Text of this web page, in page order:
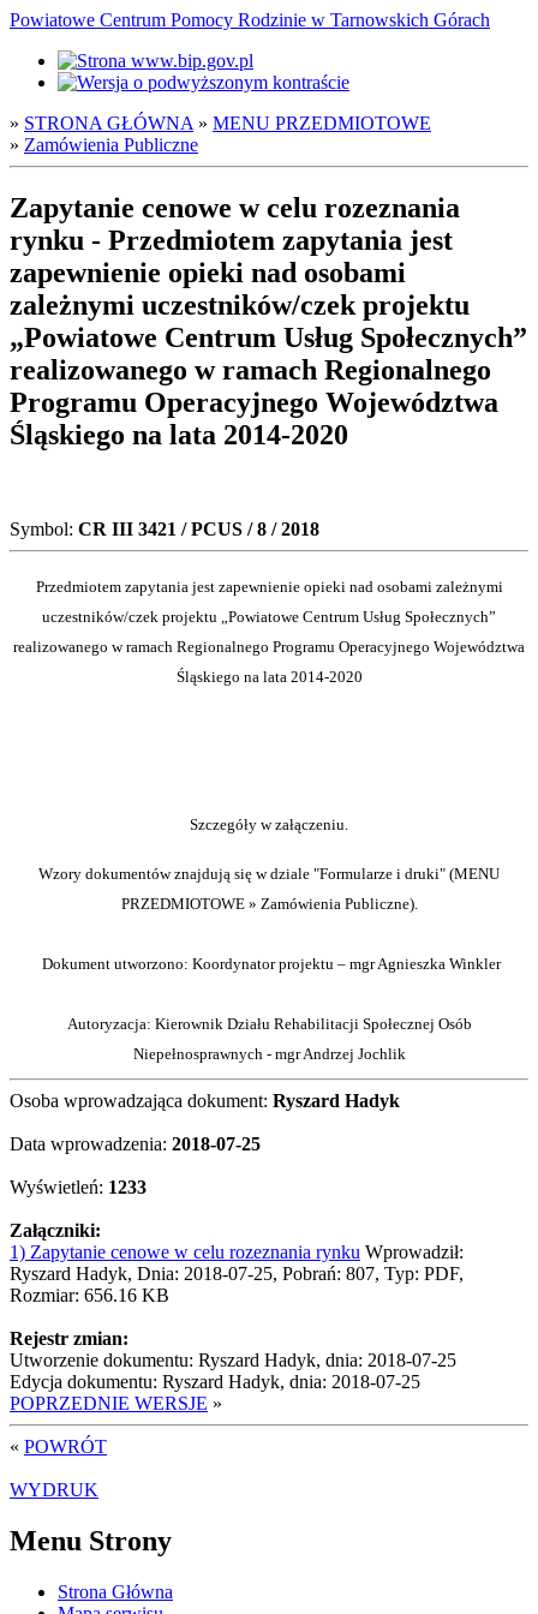
Powiatowe Centrum Pomocy Rodzinie w Tarnowskich Górach
» STRONA GŁÓWNA » MENU PRZEDMIOTOWE
» Zamówienia Publiczne
Zapytanie cenowe w celu rozeznania
rynku - Przedmiotem zapytania jest
zapewnienie opieki nad osobami
zależnymi uczestników/czek projektu
„Powiatowe Centrum Usług Społecznych”
realizowanego w ramach Regionalnego
Programu Operacyjnego Województwa
Śląskiego na lata 2014-2020
Symbol: CR III 3421 / PCUS / 8 / 2018
Przedmiotem zapytania jest zapewnienie opieki nad osobami zależnymi
uczestników/czek projektu „Powiatowe Centrum Usług Społecznych”
realizowanego w ramach Regionalnego Programu Operacyjnego Województwa
Śląskiego na lata 2014-2020
Szczegóły w załączeniu.
Wzory dokumentów znajdują się w dziale "Formularze i druki" (MENU
PRZEDMIOTOWE » Zamówienia Publiczne).
Dokument utworzono: Koordynator projektu – mgr Agnieszka Winkler
Autoryzacja: Kierownik Działu Rehabilitacji Społecznej Osób
Niepełnosprawnych - mgr Andrzej Jochlik
Osoba wprowadzająca dokument: Ryszard Hadyk
Data wprowadzenia: 2018-07-25
Wyświetleń: 1233
Załączniki:
1) Zapytanie cenowe w celu rozeznania rynku Wprowadził:
Ryszard Hadyk, Dnia: 2018-07-25, Pobrań: 807, Typ: PDF,
Rozmiar: 656.16 KB
Rejestr zmian:
Utworzenie dokumentu: Ryszard Hadyk, dnia: 2018-07-25
Edycja dokumentu: Ryszard Hadyk, dnia: 2018-07-25
POPRZEDNIE WERSJE »
« POWRÓT
WYDRUK
Menu Strony
Strona Główna